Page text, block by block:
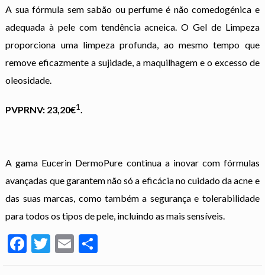
A sua fórmula sem sabão ou perfume é não comedogénica e
adequada à pele com tendência acneica. O Gel de Limpeza
proporciona uma limpeza profunda, ao mesmo tempo que
remove eficazmente a sujidade, a maquilhagem e o excesso de
oleosidade.
PVPRNV: 23,20€1 .
A gama Eucerin DermoPure continua a inovar com fórmulas
avançadas que garantem não só a eficácia no cuidado da acne e
das suas marcas, como também a segurança e tolerabilidade
para todos os tipos de pele, incluindo as mais sensíveis.
Facebook
Twitter
Email